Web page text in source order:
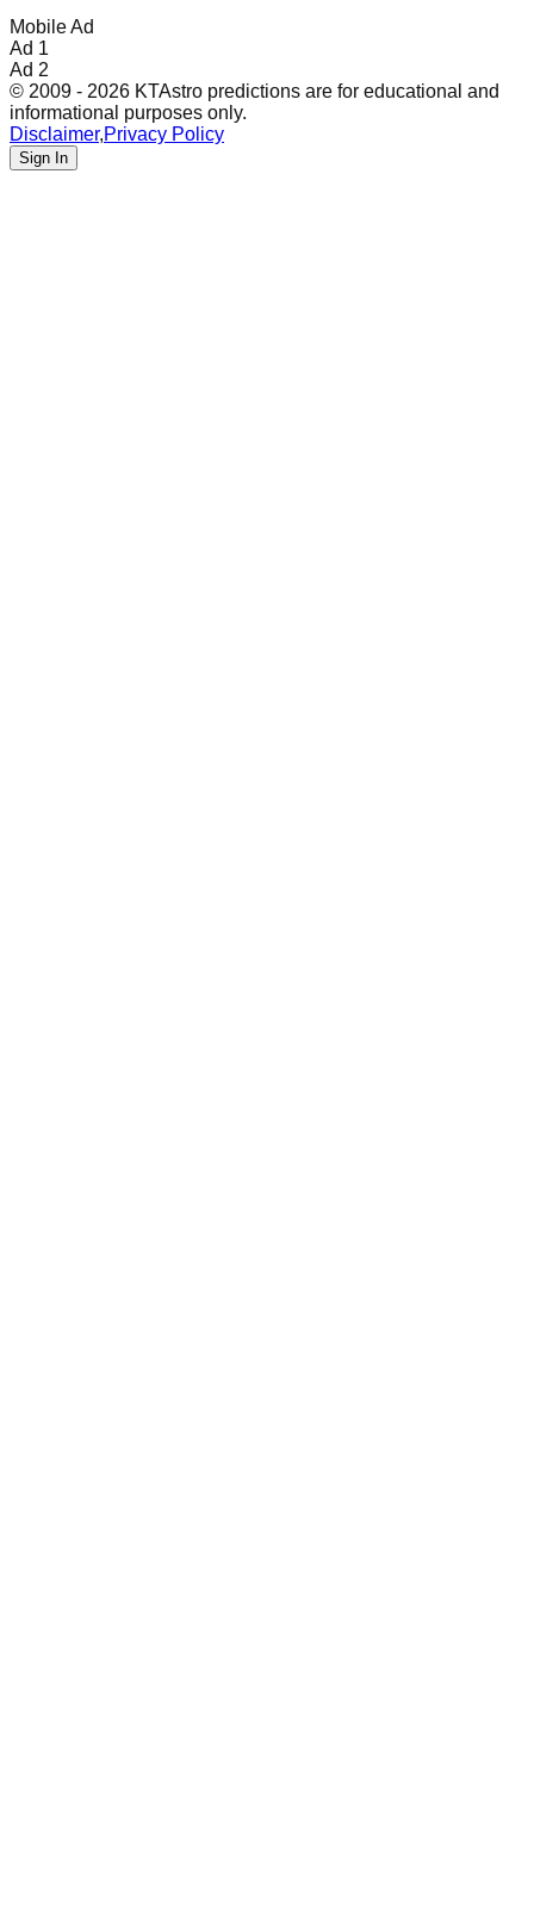
Mobile Ad
Ad 1
Ad 2
© 2009 - 2026 KTAstro predictions are for educational and
informational purposes only.
Disclaimer,Privacy Policy
Sign In